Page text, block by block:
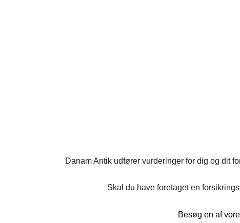
Danam Antik udfører vurderinger for dig og dit
Skal du have foretaget en
Besøg en af